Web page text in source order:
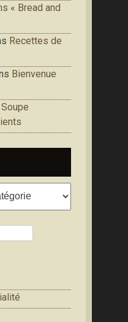
« Bread and
Recettes de
Bienvenue
Soupe